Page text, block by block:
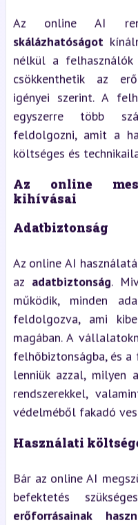
Az online AI
skálázhatóságot
nélkül a felhasználók
csökkenthetik az
igényei szerint. A
egyszerre több
feldolgozni, amit a
költséges és
Az online
kihívásai
Adatbiztonság
Az online AI
az adatbiztonság.
működik, minden
feldolgozva, ami
magában. A
felhőbiztonságba, és
lenniük azzal, milyen
rendszerekkel,
védelméből fakadó
Használati
Bár az online AI
befektetés
erőforrásainak